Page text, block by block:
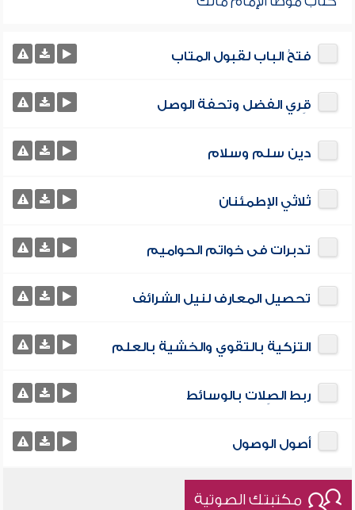
فتحُ الباب لقبول المتاب
قِري الفضل وتحفة الوصل
دين سلم وسلام
ثلاثي الإطمئنان
تدبرات فى خواتم الحواميم
تحصيل المعارف لنيل الشرائف
التزكية بالتقوي والخشية بالعلم
ربط الصِلات بالوسائط
أصول الوصول
مكتبتك الصوتية